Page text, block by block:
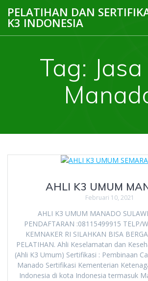
to
PELATIHAN DAN
K3 INDONESIA
Tag:
AHLI K3 UMUM
Februari 10, 2021
AHLI K3 UMUM MANADO
PENDAFTARAN :08115499915 TELP/
KEMNAKER RI SILAHKAN BISA
PELATIHAN. Ahli Keselamatan dan
(Ahli K3 Umum) Sertifikasi : Pembinaan
Manado Sertifikasi Kementerian
Indonesia di kota Indonesia termasuk